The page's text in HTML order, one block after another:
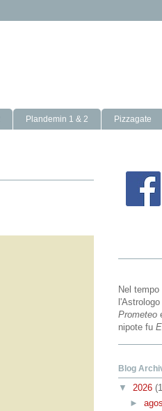
Plandemin 1 & 2 Pizzagate
Nel
l'Astrologo
Prometeo
nipote fu
Blog
▼ 2026
►